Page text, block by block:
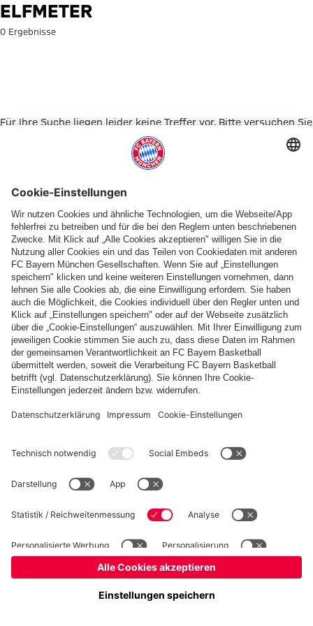
Suche: Elfmeter
ELFMETER
0 Ergebnisse
Für Ihre Suche liegen leider keine Treffer vor. Bitte versuchen Sie
Zur Startseite
Basketball Frauen Handball Schach Schiedsrichter
Seniorenfußball
Tischtennis
Impressum Datenschutz Nutzungsbedingungen Barrierefreiheit